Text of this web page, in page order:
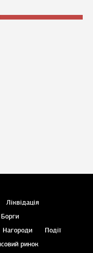
Ліквідація
Борги
Нагороди
Події
ринок